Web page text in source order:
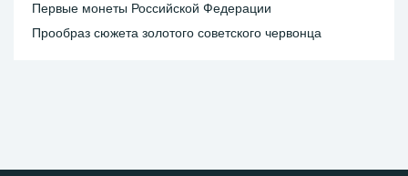
Первые монеты Российской Федерации
Прообраз сюжета золотого советского червонца